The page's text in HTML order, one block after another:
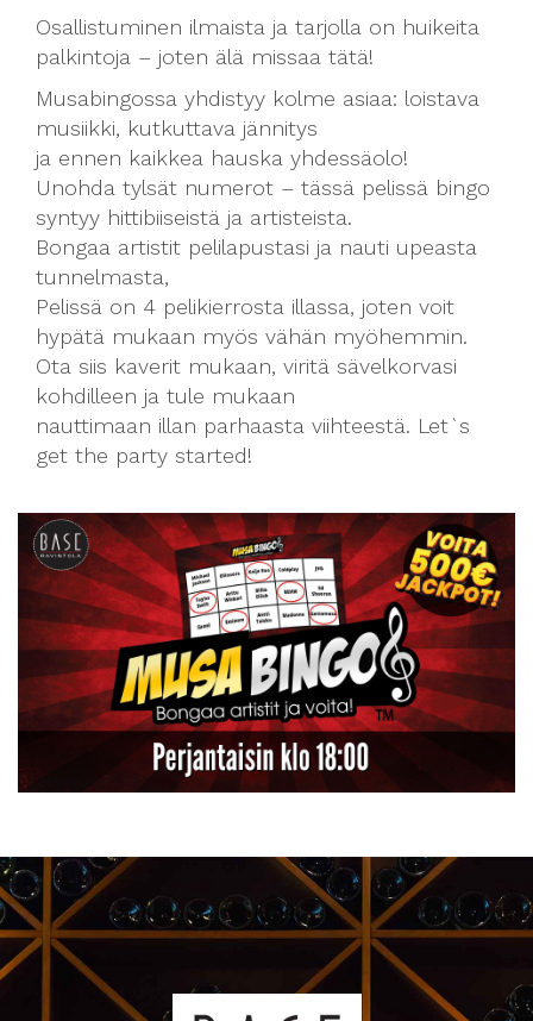
Osallistuminen ilmaista ja tarjolla on huikeita
palkintoja – joten älä missaa tätä!
Musabingossa yhdistyy kolme asiaa: loistava
musiikki, kutkuttava jännitys
ja ennen kaikkea hauska yhdessäolo!
Unohda tylsät numerot – tässä pelissä bingo
syntyy hittibiiseistä ja artisteista.
Bongaa artistit pelilapustasi ja nauti upeasta
tunnelmasta,
Pelissä on 4 pelikierrosta illassa, joten voit
hypätä mukaan myös vähän myöhemmin.
Ota siis kaverit mukaan, viritä sävelkorvasi
kohdilleen ja tule mukaan
nauttimaan illan parhaasta viihteestä. Let`s
get the party started!